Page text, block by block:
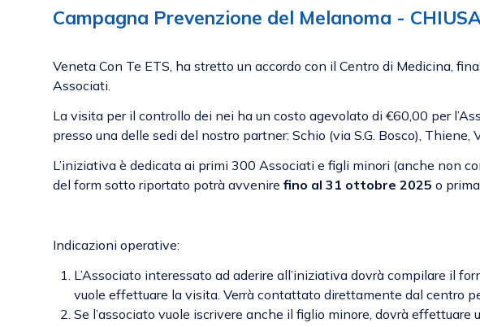
Campagna Prevenzione del Melanoma -
Veneta Con Te ETS, ha stretto un accordo con il Centro di Medicina,
Associati.
La visita per il controllo dei nei ha un costo agevolato di €60,00 per
presso una delle sedi del nostro partner: Schio (via S.G. Bosco),
L’iniziativa è dedicata ai primi 300 Associati e figli minori (anche non
del form sotto riportato potrà avvenire fino al 31 ottobre 2025 o
Indicazioni operative:
L’Associato interessato ad aderire all’iniziativa dovrà compilare il
vuole effettuare la visita. Verrà contattato direttamente dal centro
Se l’associato vuole iscrivere anche il figlio minore, dovrà effettuare